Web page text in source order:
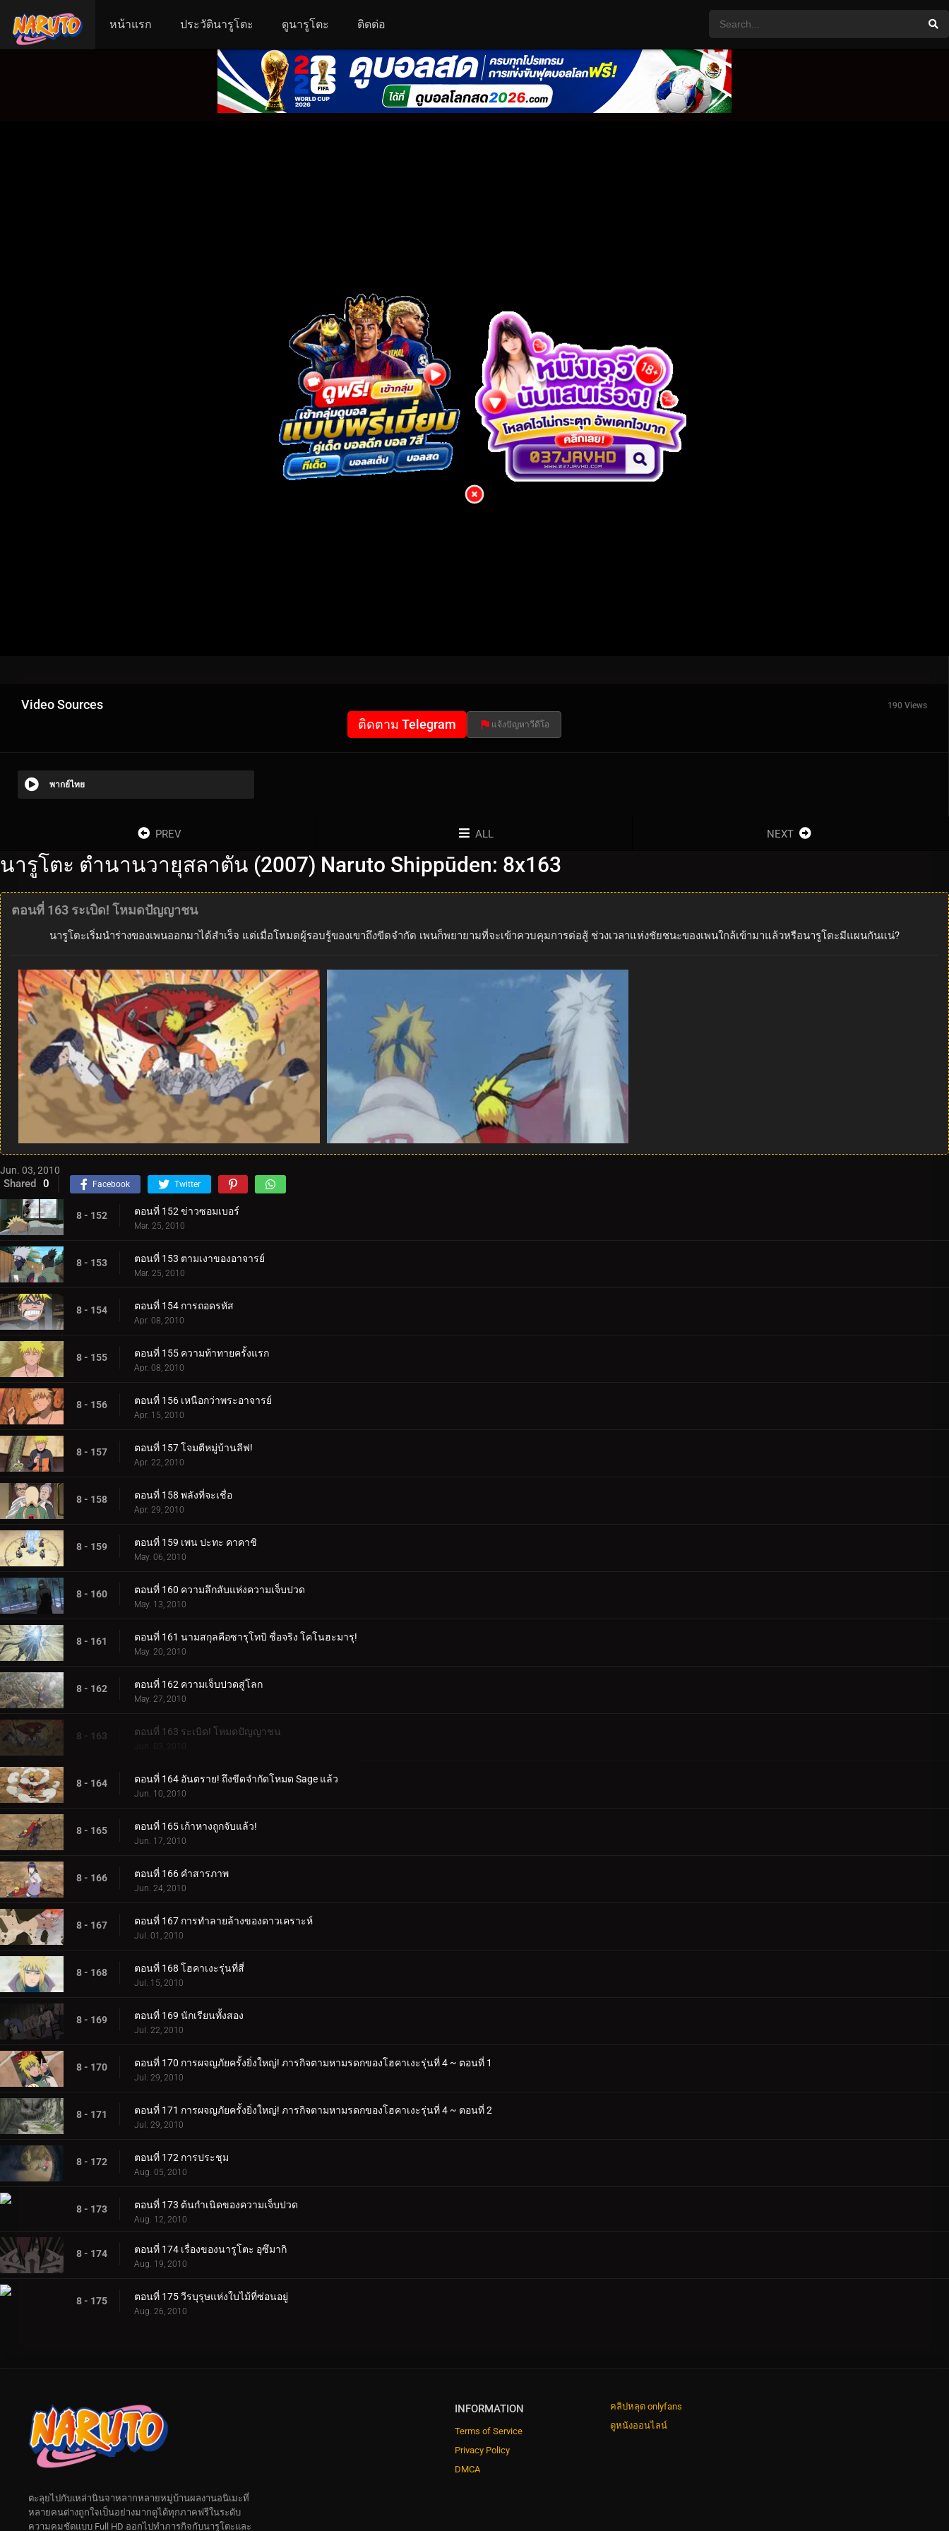
หน้าแรก ประวัตินารูโตะ ดูนารูโตะ ติดต่อ
Video Sources 190 Views
ติดตาม Telegram แจ้งปัญหาวีดีโอ
พากย์ไทย
PREV ALL NEXT
นารูโตะ ตำนานวายุสลาตัน (2007) Naruto Shippūden: 8x163
ตอนที่ 163 ระเบิด! โหมดปัญญาชน
นารูโตะเริ่มนำร่างของเพนออกมาได้สำเร็จ แต่เมื่อโหมดผู้รอบรู้ของเขาถึงขีดจำกัด เพนก็พยายามที่จะเข้าควบคุมการต่อสู้ ช่วงเวลาแห่งชัยชนะของเพนใกล้เข้ามาแล้วหรือนารูโตะมีแผนกันแน่?
Jun. 03, 2010
Shared 0 Facebook Twitter
8 - 152 ตอนที่ 152 ข่าวซอมเบอร์
Mar. 25, 2010
8 - 153 ตอนที่ 153 ตามเงาของอาจารย์
Mar. 25, 2010
8 - 154 ตอนที่ 154 การถอดรหัส
Apr. 08, 2010
8 - 155 ตอนที่ 155 ความท้าทายครั้งแรก
Apr. 08, 2010
8 - 156 ตอนที่ 156 เหนือกว่าพระอาจารย์
Apr. 15, 2010
8 - 157 ตอนที่ 157 โจมตีหมู่บ้านลีฟ!
Apr. 22, 2010
8 - 158 ตอนที่ 158 พลังที่จะเชื่อ
Apr. 29, 2010
8 - 159 ตอนที่ 159 เพน ปะทะ คาคาชิ
May. 06, 2010
8 - 160 ตอนที่ 160 ความลึกลับแห่งความเจ็บปวด
May. 13, 2010
8 - 161 ตอนที่ 161 นามสกุลคือซารุโทบิ ชื่อจริง โคโนฮะมารุ!
May. 20, 2010
8 - 162 ตอนที่ 162 ความเจ็บปวดสู่โลก
May. 27, 2010
8 - 163 ตอนที่ 163 ระเบิด! โหมดปัญญาชน
Jun. 03, 2010
8 - 164 ตอนที่ 164 อันตราย! ถึงขีดจำกัดโหมด Sage แล้ว
Jun. 10, 2010
8 - 165 ตอนที่ 165 เก้าหางถูกจับแล้ว!
Jun. 17, 2010
8 - 166 ตอนที่ 166 คำสารภาพ
Jun. 24, 2010
8 - 167 ตอนที่ 167 การทำลายล้างของดาวเคราะห์
Jul. 01, 2010
8 - 168 ตอนที่ 168 โฮคาเงะรุ่นที่สี่
Jul. 15, 2010
8 - 169 ตอนที่ 169 นักเรียนทั้งสอง
Jul. 22, 2010
8 - 170 ตอนที่ 170 การผจญภัยครั้งยิ่งใหญ่! ภารกิจตามหามรดกของโฮคาเงะรุ่นที่ 4 ~ ตอนที่ 1
Jul. 29, 2010
8 - 171 ตอนที่ 171 การผจญภัยครั้งยิ่งใหญ่! ภารกิจตามหามรดกของโฮคาเงะรุ่นที่ 4 ~ ตอนที่ 2
Jul. 29, 2010
8 - 172 ตอนที่ 172 การประชุม
Aug. 05, 2010
8 - 173 ตอนที่ 173 ต้นกำเนิดของความเจ็บปวด
Aug. 12, 2010
8 - 174 ตอนที่ 174 เรื่องของนารูโตะ อุซึมากิ
Aug. 19, 2010
8 - 175 ตอนที่ 175 วีรบุรุษแห่งใบไม้ที่ซ่อนอยู่
Aug. 26, 2010
INFORMATION
Terms of Service
Privacy Policy
DMCA
คลิปหลุด onlyfans
ดูหนังออนไลน์
ตะลุยไปกับเหล่านินจาหลากหลายหมู่บ้านผลงานอนิเมะที่
หลายคนต่างถูกใจเป็นอย่างมากดูได้ทุกภาคฟรีในระดับ
ความคมชัดแบบ Full HD ออกไปทำภารกิจกับนารูโตะและ